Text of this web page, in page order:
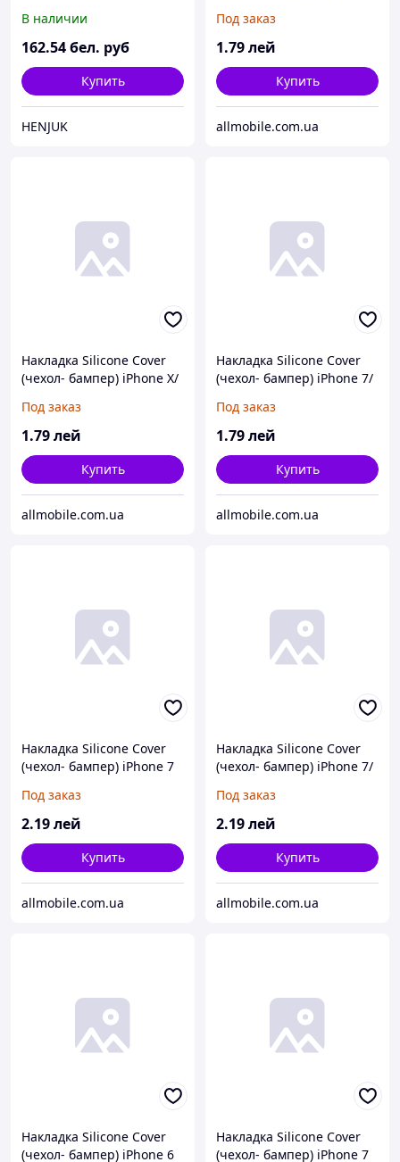
В наличии
162.54бел. руб
Купить
HENJUK
Под заказ
1.79лей
Купить
allmobile.com.ua
Накладка Silicone Cover
(чехол- бампер) iPhone X/
Под заказ
1.79лей
Купить
allmobile.com.ua
Накладка Silicone Cover
(чехол- бампер) iPhone 7/
Под заказ
1.79лей
Купить
allmobile.com.ua
Накладка Silicone Cover
(чехол- бампер) iPhone 7
Под заказ
2.19лей
Купить
allmobile.com.ua
Накладка Silicone Cover
(чехол- бампер) iPhone 7/
Под заказ
2.19лей
Купить
allmobile.com.ua
Накладка Silicone Cover
(чехол- бампер) iPhone 6
Накладка Silicone Cover
(чехол- бампер) iPhone 7